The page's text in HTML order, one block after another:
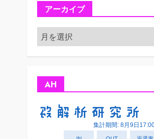
アーカイブ
ア
ー
カ
AH